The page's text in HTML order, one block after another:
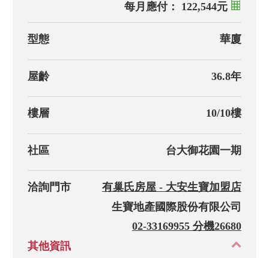
每月應付： 122,544元
型態 華廈
屋齡 36.8年
樓層 10/10樓
社區 台大御花園一期
洽詢門市
有巢氏房屋 - 大安生寶加盟店
生寶地產國際股份有限公司
02-33169955 分機26680
其他資訊